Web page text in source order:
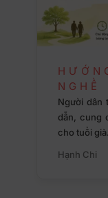
NGHỀ
Người dân
dẫn, cung
cho tuổi
Hạnh Chi